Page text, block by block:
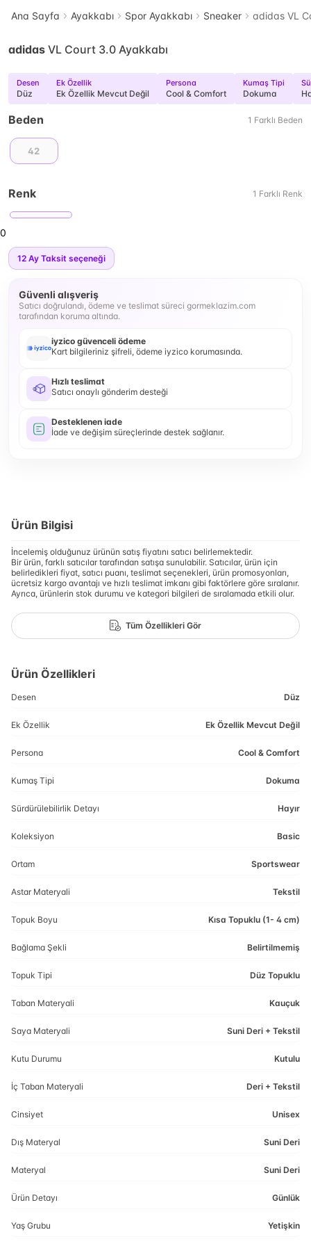
Ana Sayfa Ayakkabı Spor Ayakkabı Sneaker adidas VL
adidas VL Court 3.0 Ayakkabı
Desen
Düz
Ek Özellik
Ek Özellik Mevcut Değil
Persona
Cool & Comfort
Kumaş Tipi
Dokuma
Beden 1 Farklı Beden
42
Renk 1 Farklı Renk
0
12 Ay Taksit seçeneği
Güvenli alışveriş
Satıcı doğrulandı, ödeme ve teslimat süreci gormeklazim.com
tarafından koruma altında.
iyzico güvenceli ödeme
Kart bilgileriniz şifreli, ödeme iyzico korumasında.
Hızlı teslimat
Satıcı onaylı gönderim desteği
Desteklenen iade
İade ve değişim süreçlerinde destek sağlanır.
Ürün Bilgisi
İncelemiş olduğunuz ürünün satış fiyatını satıcı belirlemektedir.
Bir ürün, farklı satıcılar tarafından satışa sunulabilir. Satıcılar, ürün için
belirledikleri fiyat, satıcı puanı, teslimat seçenekleri, ürün promosyonları,
ücretsiz kargo avantajı ve hızlı teslimat imkanı gibi faktörlere göre sıralanır.
Ayrıca, ürünlerin stok durumu ve kategori bilgileri de sıralamada etkili olur.
Tüm Özellikleri Gör
Ürün Özellikleri
Desen Düz
Ek Özellik Ek Özellik Mevcut Değil
Persona Cool & Comfort
Kumaş Tipi Dokuma
Sürdürülebilirlik Detayı Hayır
Koleksiyon Basic
Ortam Sportswear
Astar Materyali Tekstil
Topuk Boyu Kısa Topuklu (1- 4 cm)
Bağlama Şekli Belirtilmemiş
Topuk Tipi Düz Topuklu
Taban Materyali Kauçuk
Saya Materyali Suni Deri + Tekstil
Kutu Durumu Kutulu
İç Taban Materyali Deri + Tekstil
Cinsiyet Unisex
Dış Materyal Suni Deri
Materyal Suni Deri
Ürün Detayı Günlük
Yaş Grubu Yetişkin